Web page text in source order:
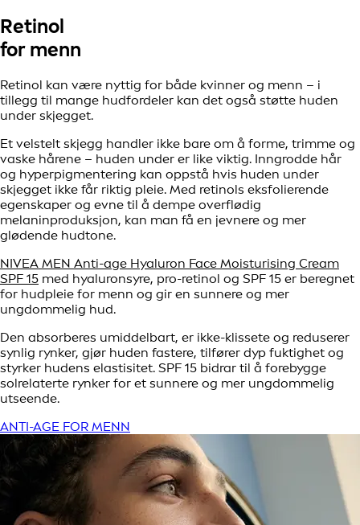
Retinol
for menn
Retinol kan være nyttig for både kvinner og menn – i
tillegg til mange hudfordeler kan det også støtte huden
under skjegget.
Et velstelt skjegg handler ikke bare om å forme, trimme og
vaske hårene – huden under er like viktig. Inngrodde hår
og hyperpigmentering kan oppstå hvis huden under
skjegget ikke får riktig pleie. Med retinols eksfolierende
egenskaper og evne til å dempe overflødig
melaninproduksjon, kan man få en jevnere og mer
glødende hudtone.
NIVEA MEN Anti-age Hyaluron Face Moisturising Cream
SPF 15 med hyaluronsyre, pro-retinol og SPF 15 er beregnet
for hudpleie for menn og gir en sunnere og mer
ungdommelig hud.
Den absorberes umiddelbart, er ikke-klissete og reduserer
synlig rynker, gjør huden fastere, tilfører dyp fuktighet og
styrker hudens elastisitet. SPF 15 bidrar til å forebygge
solrelaterte rynker for et sunnere og mer ungdommelig
utseende.
ANTI-AGE FOR MENN